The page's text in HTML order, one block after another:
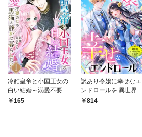
冷酷皇帝と小国王女の
白い結婚～溺愛不要の
ため黒猫と静かに暮ら
165
訳あり令嬢に幸せなエ
ンドロールを 異世界ア
ンソロジーコミック
814